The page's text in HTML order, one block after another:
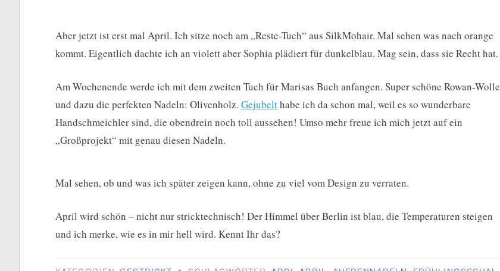
Aber jetzt ist erst mal April. Ich sitze noch am „Reste-Tuch“ aus SilkMohair. Mal sehen was nach orange
kommt. Eigentlich dachte ich an violett aber Sophia plädiert für dunkelblau. Mag sein, dass sie Recht hat.
Am Wochenende werde ich mit dem zweiten Tuch für Marisas Buch anfangen. Super schöne Rowan-Wolle
und dazu die perfekten Nadeln: Olivenholz. Gejubelthabe ich da schon mal, weil es so wunderbare
Handschmeichler sind, die obendrein noch toll aussehen! Umso mehr freue ich mich jetzt auf ein
„Großprojekt“ mit genau diesen Nadeln.
Mal sehen, ob und was ich später zeigen kann, ohne zu viel vom Design zu verraten.
April wird schön – nicht nur stricktechnisch! Der Himmel über Berlin ist blau, die Temperaturen steigen
und ich merke, wie es in mir hell wird. Kennt Ihr das?